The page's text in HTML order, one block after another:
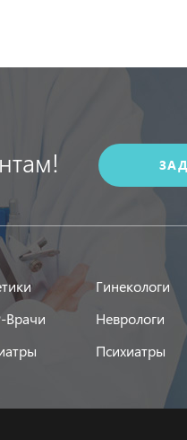
Гинекологи
Неврологи
Психиатры